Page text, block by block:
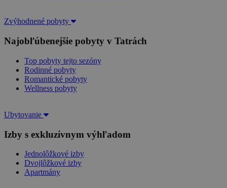
Zvýhodnené pobyty
Najobľúbenejšie pobyty v Tatrách
Top pobyty tejto sezóny
Rodinné pobyty
Romantické pobyty
Wellness pobyty
Ubytovanie
Izby s exkluzívnym výhľadom
Jednolôžkové izby
Dvojlôžkové izby
Apartmány